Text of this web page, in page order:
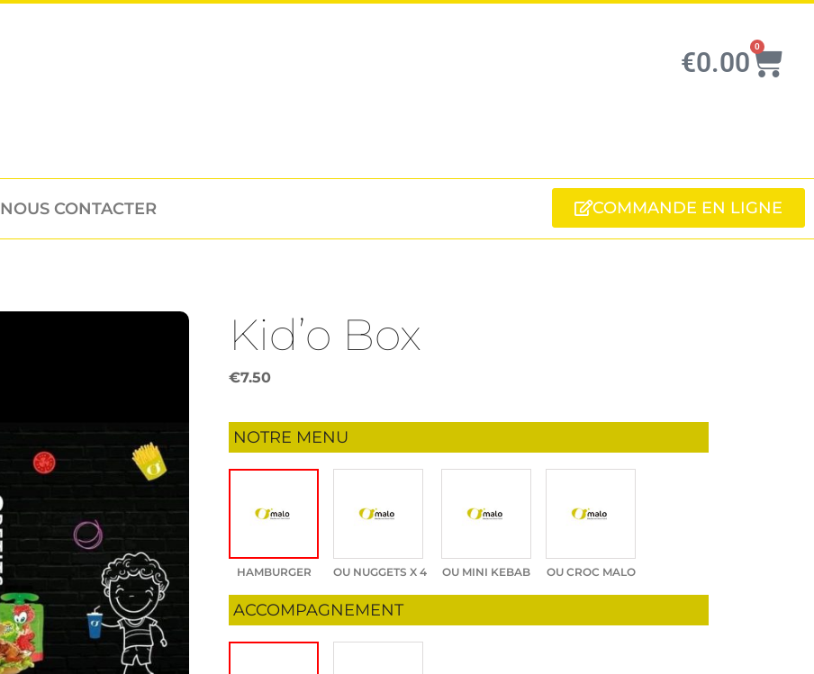
€0.00 0
NOUS CONTACTER COMMANDE EN LIGNE
Kid’o Box
€7.50
NOTRE MENU
HAMBURGER OU NUGGETS X 4 OU MINI KEBAB OU CROC MALO
ACCOMPAGNEMENT